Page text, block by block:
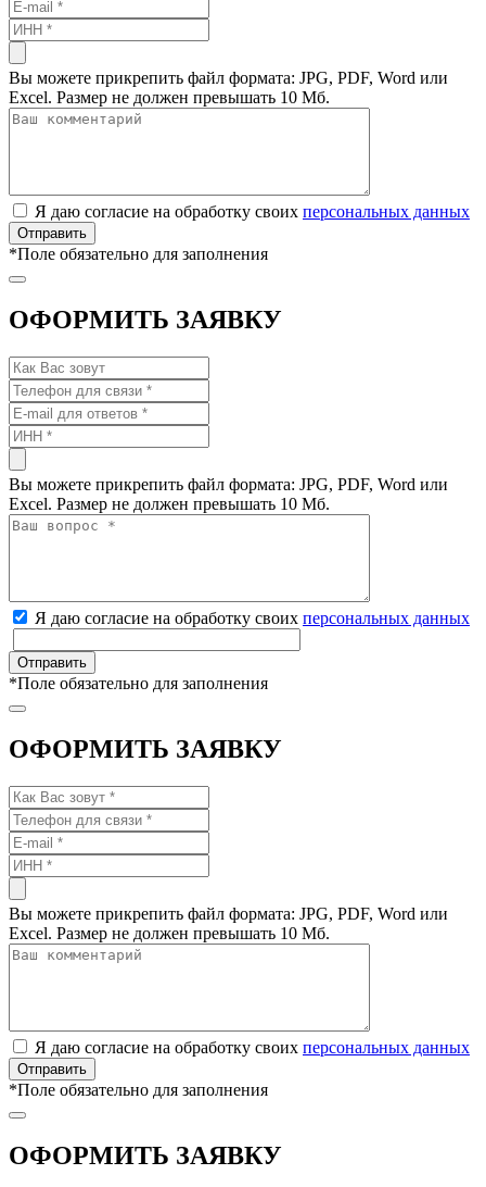
Вы можете прикрепить файл формата: JPG, PDF, Word или
Excel. Размер не должен превышать 10 Мб.
Я даю согласие на обработку своих персональных данных
*Поле обязательно для заполнения
ОФОРМИТЬ ЗАЯВКУ
Вы можете прикрепить файл формата: JPG, PDF, Word или
Excel. Размер не должен превышать 10 Мб.
Я даю согласие на обработку своих персональных данных
*Поле обязательно для заполнения
ОФОРМИТЬ ЗАЯВКУ
Вы можете прикрепить файл формата: JPG, PDF, Word или
Excel. Размер не должен превышать 10 Мб.
Я даю согласие на обработку своих персональных данных
*Поле обязательно для заполнения
ОФОРМИТЬ ЗАЯВКУ